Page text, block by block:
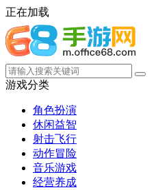
正在加载
游戏分类
角色扮演
休闲益智
射击飞行
动作冒险
音乐游戏
经营养成